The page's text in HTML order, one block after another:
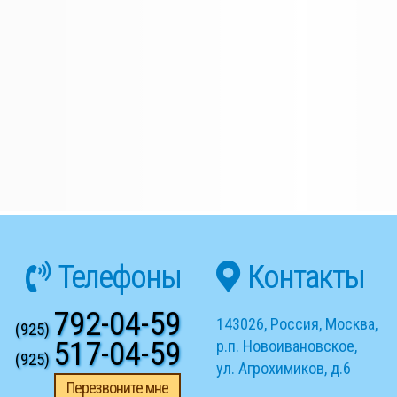
Телефоны
(925) 792-04-59
(925) 517-04-59
Перезвоните мне
Контакты
143026, Россия, Москва,
р.п. Новоивановское,
ул. Агрохимиков, д.6